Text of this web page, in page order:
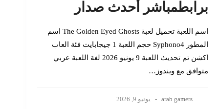
برابطمباشر أحدث صدار
اسم اللعبة تحميل لعبة The Golden Eyed Ghosts اسم
المطور Syphono4 حجم اللعبة 1 جيجابايت فئة العاب
اكشن تم تحديث اللعبة 9 يونيو 2026 لغة اللعبة عربي
متوافق مع ويندوز…
arab gamers يونيو 9, 2026